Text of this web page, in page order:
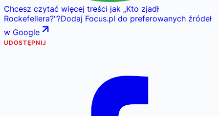
Chcesz czytać więcej treści jak „Kto zjadł
Rockefellera?"?Dodaj Focus.pl do preferowanych źródeł
w Google
UDOSTĘPNIJ